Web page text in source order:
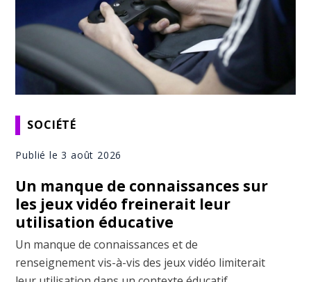
SOCIÉTÉ
Publié le 3 août 2026
Un manque de connaissances sur
les jeux vidéo freinerait leur
utilisation éducative
Un manque de connaissances et de
renseignement vis-à-vis des jeux vidéo limiterait